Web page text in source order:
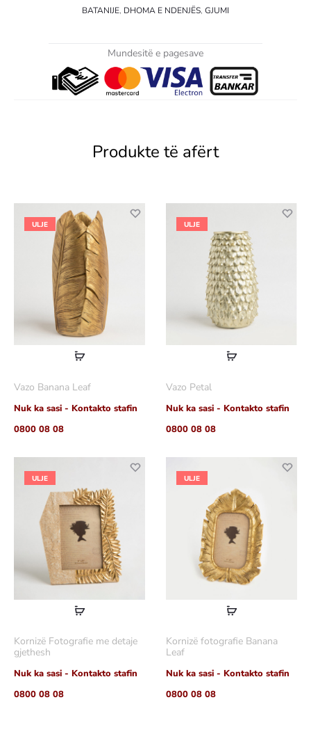
BATANIJE, DHOMA E NDENJËS, GJUMI
Mundesitë e pagesave
Produkte të afërt
ULJE
Lexoni
Vazo Banana Leaf
Nuk ka sasi - Kontakto stafin
0800 08 08
ULJE
Lexoni
Vazo Petal
Nuk ka sasi - Kontakto stafin
0800 08 08
ULJE
Lexoni
Kornizë Fotografie me detaje
gjethesh
Nuk ka sasi - Kontakto stafin
0800 08 08
ULJE
Lexoni
Kornizë fotografie Banana
Leaf
Nuk ka sasi - Kontakto stafin
0800 08 08